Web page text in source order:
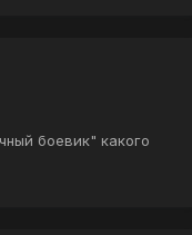
боевик" какого